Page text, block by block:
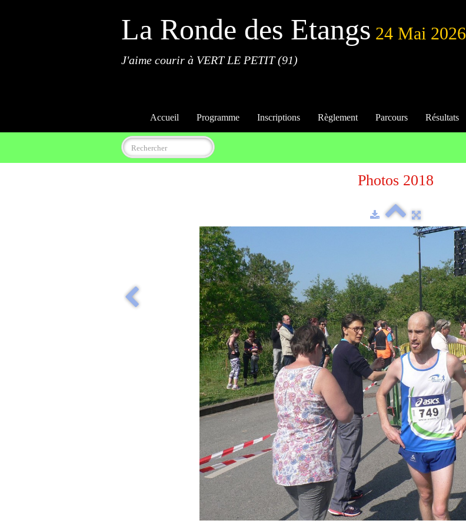
La Ronde des Etangs 24 Mai 2026
J'aime courir à VERT LE PETIT (91)
Accueil Programme Inscriptions Règlement Parcours Résultats
Photos 2018